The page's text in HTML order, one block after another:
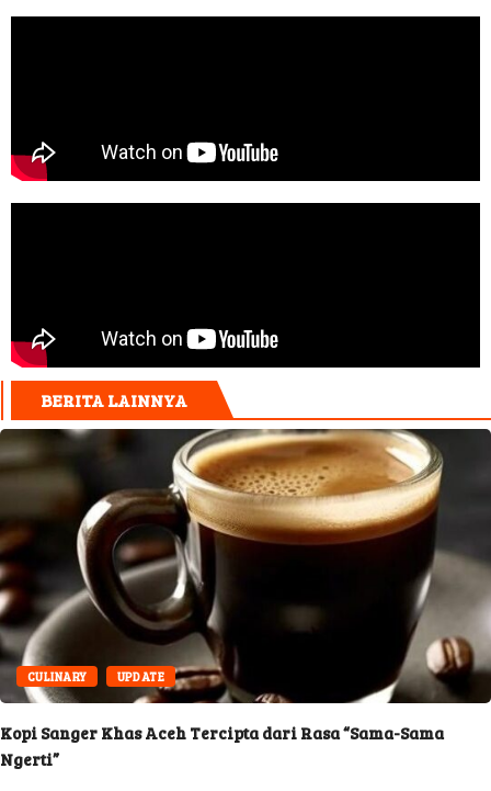
BERITA LAINNYA
CULINARY UPDATE
Sanger Khas Aceh Tercipta dari Rasa “Sama-Sama